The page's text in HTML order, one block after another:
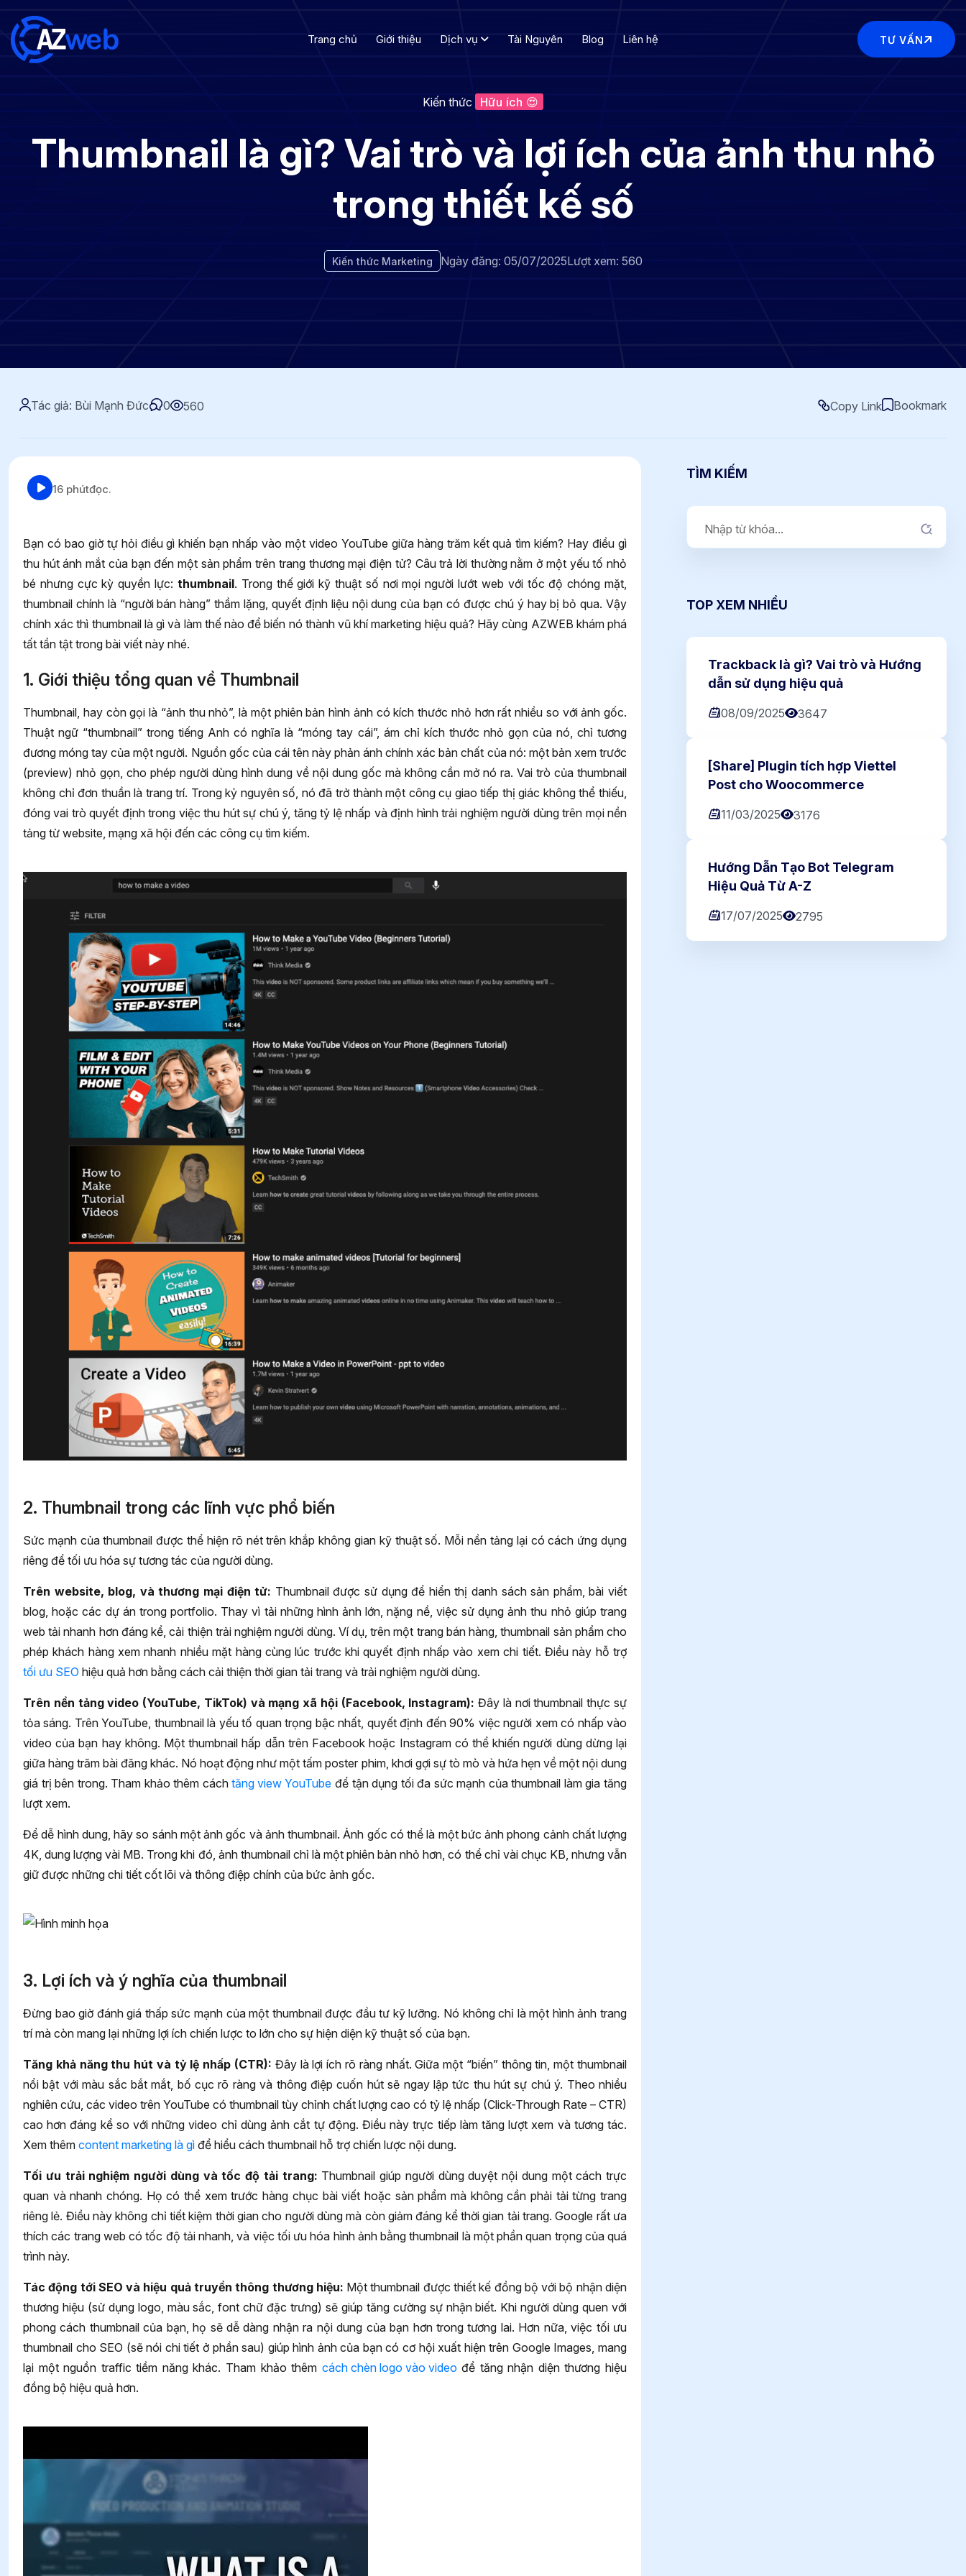
Trang chủ Giới thiệu Dịch vụ Tài Nguyên Blog Liên hệ TƯ VẤN
Kiến thức Hữu ích 😍
Thumbnail là gì? Vai trò và lợi ích của ảnh thu nhỏ
trong thiết kế số
Kiến thức Marketing Ngày đăng: 05/07/2025Lượt xem: 560
Tác giả: Bùi Mạnh Đức 0 560 Copy Link Bookmark
16 phútđọc.
Bạn có bao giờ tự hỏi điều gì khiến bạn nhấp vào một video YouTube giữa hàng trăm kết quả tìm kiếm? Hay điều gì
thu hút ánh mắt của bạn đến một sản phẩm trên trang thương mại điện tử? Câu trả lời thường nằm ở một yếu tố nhỏ
bé nhưng cực kỳ quyền lực: thumbnail. Trong thế giới kỹ thuật số nơi mọi người lướt web với tốc độ chóng mặt,
thumbnail chính là “người bán hàng” thầm lặng, quyết định liệu nội dung của bạn có được chú ý hay bị bỏ qua. Vậy
chính xác thì thumbnail là gì và làm thế nào để biến nó thành vũ khí marketing hiệu quả? Hãy cùng AZWEB khám phá
tất tần tật trong bài viết này nhé.
1. Giới thiệu tổng quan về Thumbnail
Thumbnail, hay còn gọi là “ảnh thu nhỏ”, là một phiên bản hình ảnh có kích thước nhỏ hơn rất nhiều so với ảnh gốc.
Thuật ngữ “thumbnail” trong tiếng Anh có nghĩa là “móng tay cái”, ám chỉ kích thước nhỏ gọn của nó, chỉ tương
đương móng tay của một người. Nguồn gốc của cái tên này phản ánh chính xác bản chất của nó: một bản xem trước
(preview) nhỏ gọn, cho phép người dùng hình dung về nội dung gốc mà không cần mở nó ra. Vai trò của thumbnail
không chỉ đơn thuần là trang trí. Trong kỷ nguyên số, nó đã trở thành một công cụ giao tiếp thị giác không thể thiếu,
đóng vai trò quyết định trong việc thu hút sự chú ý, tăng tỷ lệ nhấp và định hình trải nghiệm người dùng trên mọi nền
tảng từ website, mạng xã hội đến các công cụ tìm kiếm.
2. Thumbnail trong các lĩnh vực phổ biến
Sức mạnh của thumbnail được thể hiện rõ nét trên khắp không gian kỹ thuật số. Mỗi nền tảng lại có cách ứng dụng
riêng để tối ưu hóa sự tương tác của người dùng.
Trên website, blog, và thương mại điện tử: Thumbnail được sử dụng để hiển thị danh sách sản phẩm, bài viết
blog, hoặc các dự án trong portfolio. Thay vì tải những hình ảnh lớn, nặng nề, việc sử dụng ảnh thu nhỏ giúp trang
web tải nhanh hơn đáng kể, cải thiện trải nghiệm người dùng. Ví dụ, trên một trang bán hàng, thumbnail sản phẩm cho
phép khách hàng xem nhanh nhiều mặt hàng cùng lúc trước khi quyết định nhấp vào xem chi tiết. Điều này hỗ trợ
tối ưu SEO hiệu quả hơn bằng cách cải thiện thời gian tải trang và trải nghiệm người dùng.
Trên nền tảng video (YouTube, TikTok) và mạng xã hội (Facebook, Instagram): Đây là nơi thumbnail thực sự
tỏa sáng. Trên YouTube, thumbnail là yếu tố quan trọng bậc nhất, quyết định đến 90% việc người xem có nhấp vào
video của bạn hay không. Một thumbnail hấp dẫn trên Facebook hoặc Instagram có thể khiến người dùng dừng lại
giữa hàng trăm bài đăng khác. Nó hoạt động như một tấm poster phim, khơi gợi sự tò mò và hứa hẹn về một nội dung
giá trị bên trong. Tham khảo thêm cáchtăng view YouTube để tận dụng tối đa sức mạnh của thumbnail làm gia tăng
lượt xem.
Để dễ hình dung, hãy so sánh một ảnh gốc và ảnh thumbnail. Ảnh gốc có thể là một bức ảnh phong cảnh chất lượng
4K, dung lượng vài MB. Trong khi đó, ảnh thumbnail chỉ là một phiên bản nhỏ hơn, có thể chỉ vài chục KB, nhưng vẫn
giữ được những chi tiết cốt lõi và thông điệp chính của bức ảnh gốc.
3. Lợi ích và ý nghĩa của thumbnail
Đừng bao giờ đánh giá thấp sức mạnh của một thumbnail được đầu tư kỹ lưỡng. Nó không chỉ là một hình ảnh trang
trí mà còn mang lại những lợi ích chiến lược to lớn cho sự hiện diện kỹ thuật số của bạn.
Tăng khả năng thu hút và tỷ lệ nhấp (CTR): Đây là lợi ích rõ ràng nhất. Giữa một “biển” thông tin, một thumbnail
nổi bật với màu sắc bắt mắt, bố cục rõ ràng và thông điệp cuốn hút sẽ ngay lập tức thu hút sự chú ý. Theo nhiều
nghiên cứu, các video trên YouTube có thumbnail tùy chỉnh chất lượng cao có tỷ lệ nhấp (Click-Through Rate – CTR)
cao hơn đáng kể so với những video chỉ dùng ảnh cắt tự động. Điều này trực tiếp làm tăng lượt xem và tương tác.
Xem thêm content marketing là gì để hiểu cách thumbnail hỗ trợ chiến lược nội dung.
Tối ưu trải nghiệm người dùng và tốc độ tải trang: Thumbnail giúp người dùng duyệt nội dung một cách trực
quan và nhanh chóng. Họ có thể xem trước hàng chục bài viết hoặc sản phẩm mà không cần phải tải từng trang
riêng lẻ. Điều này không chỉ tiết kiệm thời gian cho người dùng mà còn giảm đáng kể thời gian tải trang. Google rất ưa
thích các trang web có tốc độ tải nhanh, và việc tối ưu hóa hình ảnh bằng thumbnail là một phần quan trọng của quá
trình này.
Tác động tới SEO và hiệu quả truyền thông thương hiệu: Một thumbnail được thiết kế đồng bộ với bộ nhận diện
thương hiệu (sử dụng logo, màu sắc, font chữ đặc trưng) sẽ giúp tăng cường sự nhận biết. Khi người dùng quen với
phong cách thumbnail của bạn, họ sẽ dễ dàng nhận ra nội dung của bạn hơn trong tương lai. Hơn nữa, việc tối ưu
thumbnail cho SEO (sẽ nói chi tiết ở phần sau) giúp hình ảnh của bạn có cơ hội xuất hiện trên Google Images, mang
lại một nguồn traffic tiềm năng khác. Tham khảo thêm cách chèn logo vào video để tăng nhận diện thương hiệu
đồng bộ hiệu quả hơn.
TÌM KIẾM
TOP XEM NHIỀU
Trackback là gì? Vai trò và Hướng
dẫn sử dụng hiệu quả
08/09/2025 3647
[Share] Plugin tích hợp Viettel
Post cho Woocommerce
11/03/2025 3176
Hướng Dẫn Tạo Bot Telegram
Hiệu Quả Từ A-Z
17/07/2025 2795